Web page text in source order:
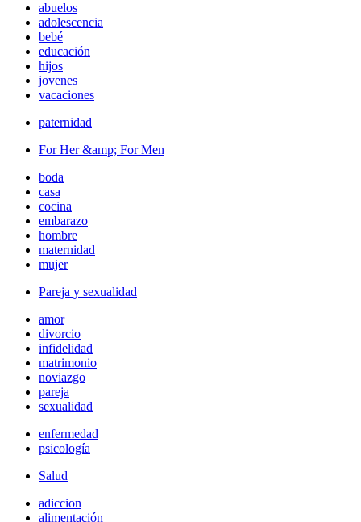
abuelos
adolescencia
bebé
educación
hijos
jovenes
vacaciones
paternidad
For Her &amp; For Men
boda
casa
cocina
embarazo
hombre
maternidad
mujer
Pareja y sexualidad
amor
divorcio
infidelidad
matrimonio
noviazgo
pareja
sexualidad
enfermedad
psicología
Salud
adiccion
alimentación